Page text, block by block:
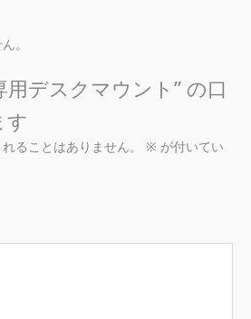
。
デスクマウント” の口
す
ることはありません。 ※ が付いてい